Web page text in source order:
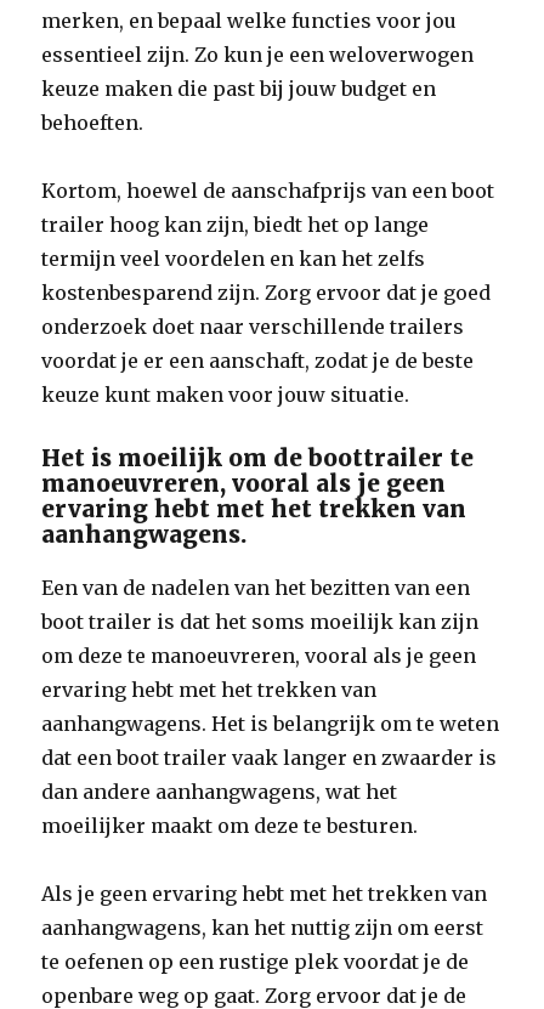
merken, en bepaal welke functies voor jou
essentieel zijn. Zo kun je een weloverwogen
keuze maken die past bij jouw budget en
behoeften.
Kortom, hoewel de aanschafprijs van een boot
trailer hoog kan zijn, biedt het op lange
termijn veel voordelen en kan het zelfs
kostenbesparend zijn. Zorg ervoor dat je goed
onderzoek doet naar verschillende trailers
voordat je er een aanschaft, zodat je de beste
keuze kunt maken voor jouw situatie.
Het is moeilijk om de boottrailer te
manoeuvreren, vooral als je geen
ervaring hebt met het trekken van
aanhangwagens.
Een van de nadelen van het bezitten van een
boot trailer is dat het soms moeilijk kan zijn
om deze te manoeuvreren, vooral als je geen
ervaring hebt met het trekken van
aanhangwagens. Het is belangrijk om te weten
dat een boot trailer vaak langer en zwaarder is
dan andere aanhangwagens, wat het
moeilijker maakt om deze te besturen.
Als je geen ervaring hebt met het trekken van
aanhangwagens, kan het nuttig zijn om eerst
te oefenen op een rustige plek voordat je de
openbare weg op gaat. Zorg ervoor dat je de